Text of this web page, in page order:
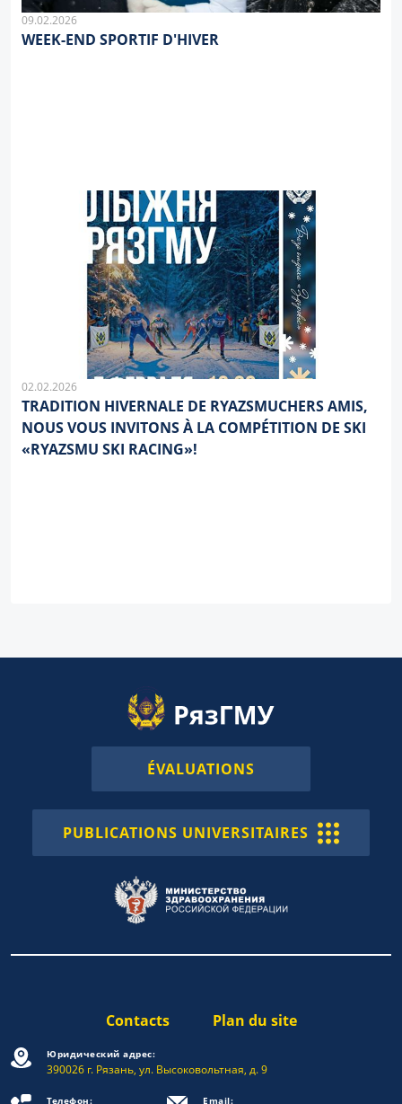
09.02.2026
WEEK-END SPORTIF D'HIVER
02.02.2026
TRADITION HIVERNALE DE RYAZSMUCHERS AMIS,
NOUS VOUS INVITONS À LA COMPÉTITION DE SKI
«RYAZSMU SKI RACING»!
ÉVALUATIONS
PUBLICATIONS UNIVERSITAIRES
Contacts Plan du site
Юридический адрес:
390026 г. Рязань, ул. Высоковольтная, д. 9
Телефон: Email: